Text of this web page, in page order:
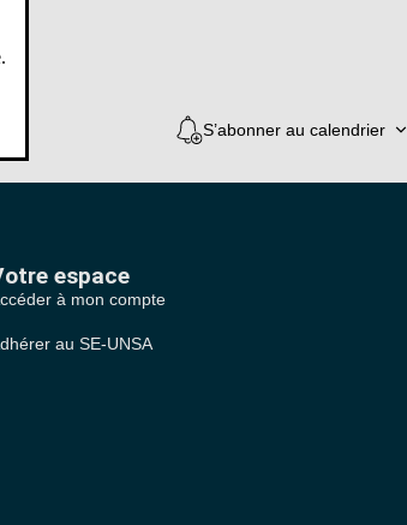
S’abonner au calendrier
espace
à mon compte
au SE-UNSA